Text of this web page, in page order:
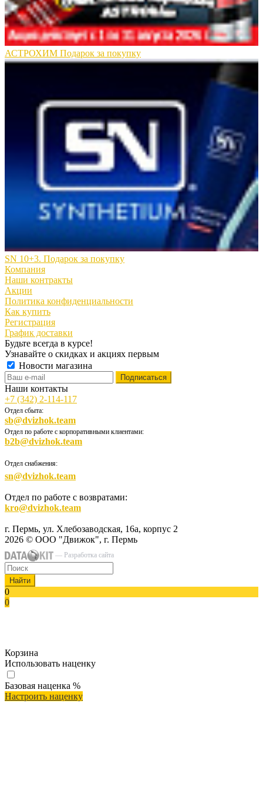
АСТРОХИМ Подарок за покупку
SN 10+3. Подарок за покупку
Компания
Наши контракты
Акции
Политика конфиденциальности
Как купить
Регистрация
График доставки
Будьте всегда в курсе!
Узнавайте о скидках и акциях первым
Новости магазина
Наши контакты
+7 (342) 2-114-117
Отдел сбыта:
sb@dvizhok.team
Отдел по работе с корпоративными клиентами:
b2b@dvizhok.team
Отдел снабжения:
sn@dvizhok.team
Отдел по работе с возвратами:
kro@dvizhok.team
г. Пермь, ул. Хлебозаводская, 16а, корпус 2
2026 © ООО "Движок", г. Пермь
— Разработка сайта
Найти
0
0
Корзина
Использовать наценку
Базовая наценка %
Настроить наценку